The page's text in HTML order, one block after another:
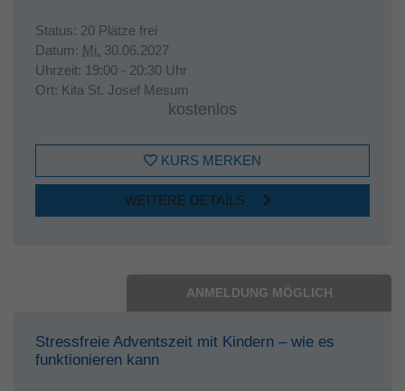
Status: 20 Plätze frei
Datum: Mi. 30.06.2027
Uhrzeit: 19:00 - 20:30 Uhr
Ort: Kita St. Josef Mesum
kostenlos
KURS MERKEN
WEITERE DETAILS
ANMELDUNG MÖGLICH
Stressfreie Adventszeit mit Kindern – wie es
funktionieren kann